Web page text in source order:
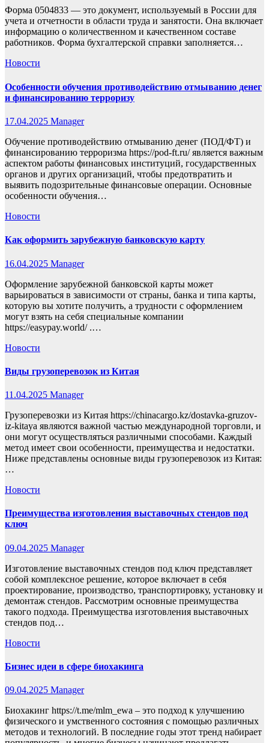
Форма 0504833 — это документ, используемый в России для
учета и отчетности в области труда и занятости. Она включает
информацию о количественном и качественном составе
работников. Форма бухгалтерской справки заполняется…
Новости
Особенности обучения противодействию отмыванию денег
и финансированию терроризу
17.04.2025 Manager
Обучение противодействию отмыванию денег (ПОД/ФТ) и
финансированию терроризма https://pod-ft.ru/ является важным
аспектом работы финансовых институций, государственных
органов и других организаций, чтобы предотвратить и
выявить подозрительные финансовые операции. Основные
особенности обучения…
Новости
Как оформить зарубежную банковскую карту
16.04.2025 Manager
Оформление зарубежной банковской карты может
варьироваться в зависимости от страны, банка и типа карты,
которую вы хотите получить, а трудности с оформлением
могут взять на себя специальные компании
https://easypay.world/ .…
Новости
Виды грузоперевозок из Китая
11.04.2025 Manager
Грузоперевозки из Китая https://chinacargo.kz/dostavka-gruzov-
iz-kitaya являются важной частью международной торговли, и
они могут осуществляться различными способами. Каждый
метод имеет свои особенности, преимущества и недостатки.
Ниже представлены основные виды грузоперевозок из Китая:
…
Новости
Преимущества изготовления выставочных стендов под
ключ
09.04.2025 Manager
Изготовление выставочных стендов под ключ представляет
собой комплексное решение, которое включает в себя
проектирование, производство, транспортировку, установку и
демонтаж стендов. Рассмотрим основные преимущества
такого подхода. Преимущества изготовления выставочных
стендов под…
Новости
Бизнес идеи в сфере биохакинга
09.04.2025 Manager
Биохакинг https://t.me/mlm_ewa – это подход к улучшению
физического и умственного состояния с помощью различных
методов и технологий. В последние годы этот тренд набирает